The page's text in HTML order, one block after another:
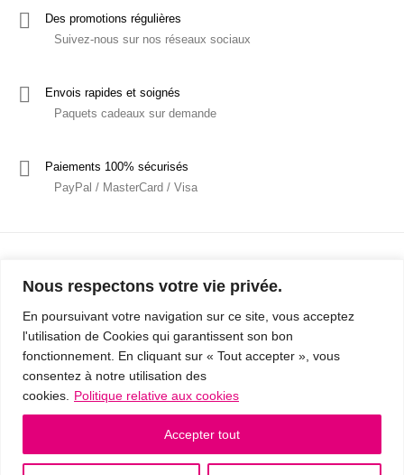
Nous respectons votre vie privée.
En poursuivant votre navigation sur ce site, vous acceptez
l'utilisation de Cookies qui garantissent son bon
fonctionnement. En cliquant sur « Tout accepter », vous
consentez à notre utilisation des
cookies.
Politique relative aux cookies
Accepter tout
Des promotions régulières
Suivez-nous sur nos réseaux sociaux
Envois rapides et soignés
Paquets cadeaux sur demande
Paiements 100% sécurisés
PayPal / MasterCard / Visa
Mentions Légales
Politique de confidentialité / RGPD
Conditions Générales de Vente
© 2019 - Cousins & Cousines